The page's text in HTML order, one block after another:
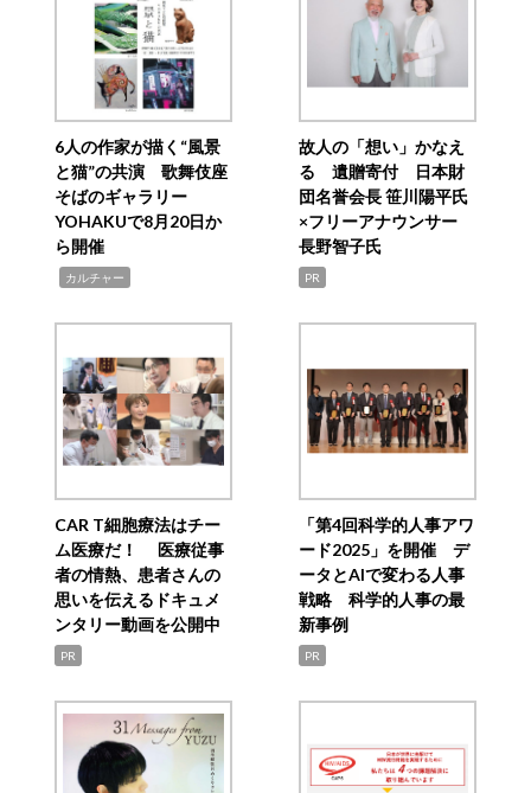
6人の作家が描く“風景
と猫”の共演 歌舞伎座
そばのギャラリー
YOHAKUで8月20日か
ら開催
カルチャー
故人の「想い」かなえ
る 遺贈寄付 日本財
団名誉会長 笹川陽平氏
×フリーアナウンサー
長野智子氏
PR
CAR T細胞療法はチー
ム医療だ！ 医療従事
者の情熱、患者さんの
思いを伝えるドキュメ
ンタリー動画を公開中
PR
「第4回科学的人事アワ
ード2025」を開催 デ
ータとAIで変わる人事
戦略 科学的人事の最
新事例
PR